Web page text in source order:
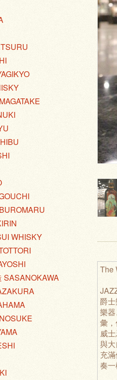
WHISKY
SASANOKAWA
The
爵
樂
彙
威
與
充
奏一